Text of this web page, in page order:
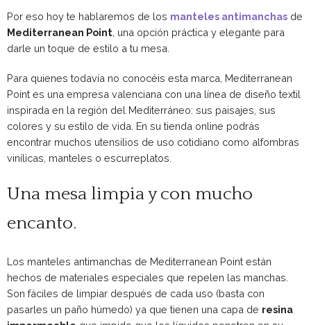
Por eso hoy te hablaremos de los manteles antimanchas de
Mediterranean Point , una opción práctica y elegante para
darle un toque de estilo a tu mesa.
Para quienes todavía no conocéis esta marca, Mediterranean
Point es una empresa valenciana con una línea de diseño textil
inspirada en la región del Mediterráneo: sus paisajes, sus
colores y su estilo de vida. En su tienda online podrás
encontrar muchos utensilios de uso cotidiano como alfombras
vinílicas, manteles o escurreplatos.
Una mesa limpia y con mucho
encanto.
Los manteles antimanchas de Mediterranean Point están
hechos de materiales especiales que repelen las manchas.
Son fáciles de limpiar después de cada uso (basta con
pasarles un paño húmedo) ya que tienen una capa de resina